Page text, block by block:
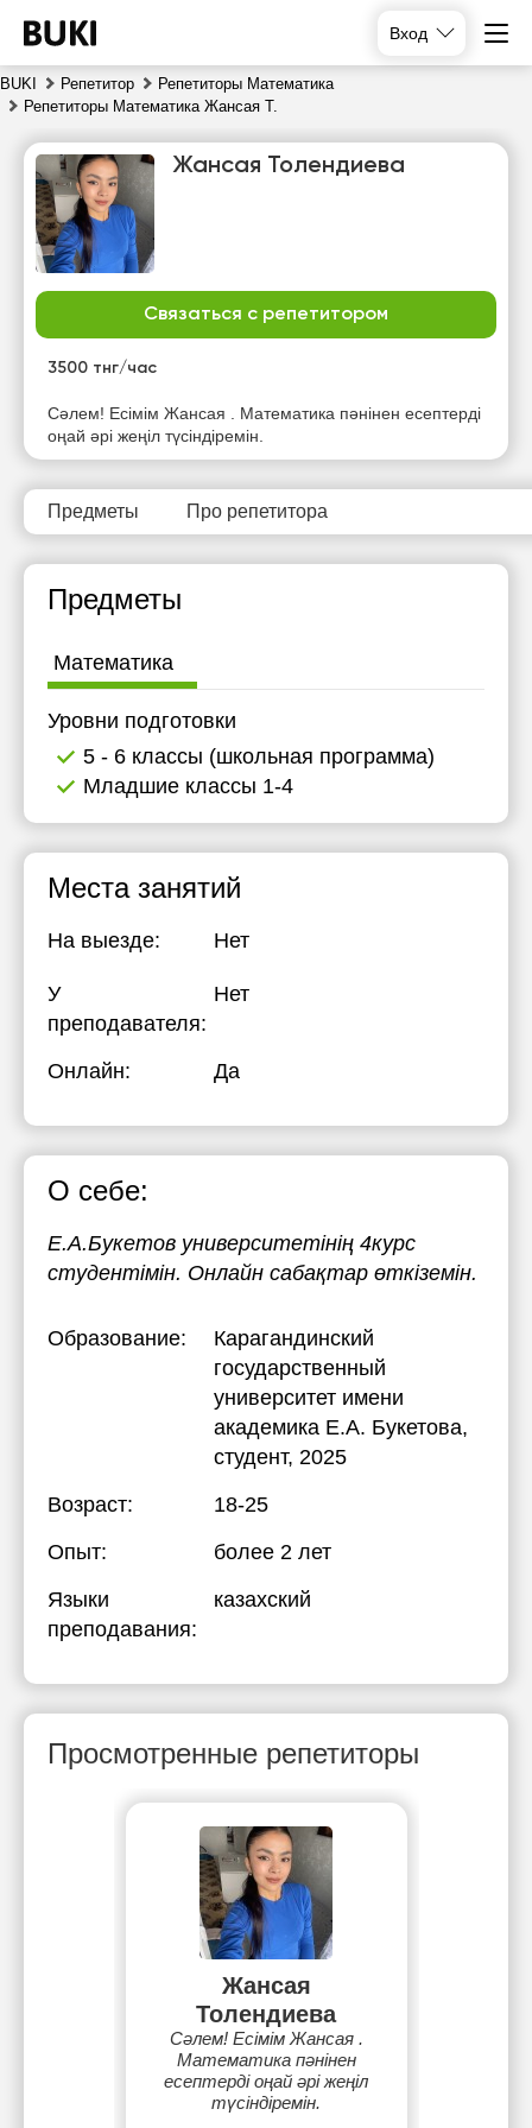
Вход
BUKI Репетитор
Репетиторы Математика
Репетиторы Математика Жансая Т.
Жансая Толендиева
Связаться с репетитором
3500 тнг/час
Сәлем! Есімім Жансая . Математика пәнінен есептерді
оңай әрі жеңіл түсіндіремін.
Предметы Про репетитора
Предметы
Математика
Уровни подготовки
5 - 6 классы (школьная программа)
Младшие классы 1-4
Места занятий
На выезде: Нет
У
преподавателя:
Нет
Онлайн: Да
О себе:
Е.А.Букетов университетінің 4курс
студентімін. Онлайн сабақтар өткіземін.
Образование:
Карагандинский
государственный
университет имени
академика Е.А. Букетова,
студент, 2025
Возраст:
18-25
Опыт:
более 2 лет
Языки
преподавания:
казахский
Просмотренные репетиторы
Жансая
Толендиева
Сәлем! Есімім Жансая .
Математика пәнінен
есептерді оңай әрі жеңіл
түсіндіремін.
сб
вс
Нет
свободных
Нет
свободных
Нет
Нет